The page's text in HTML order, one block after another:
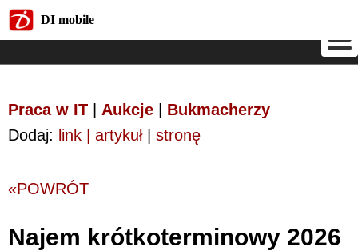
DI mobile
Praca w IT Aukcje
Bukmacherzy
Dodaj: link | artykuł| stronę
«POWRÓT
Najem krótkoterminowy 2026
DI mobile